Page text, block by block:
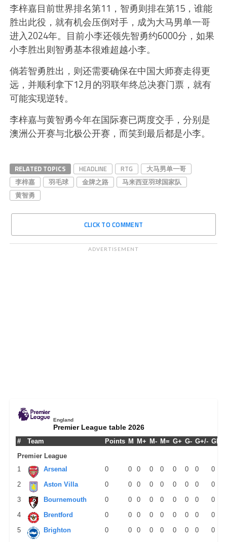
李梓嘉目前世界排名第11，智勇则排在第15，谁能
胜出此役，就有机会压倒对手，成为大马男单一哥
进入2024年。目前小李还领先智勇约6000分，如果
小李胜出则智勇基本很难超越小李。
倘若智勇胜出，则还需要确保在中国大师赛走得更
远，并顺利拿下12月的羽联年终总决赛门票，就有
可能实现逆转。
李梓嘉与黄智勇今年在国际赛已两度交手，分别是
澳洲公开赛与北极公开赛，而笑到最后都是小李。
RELATED TOPICS HEADLINE RTG
大马男单一哥
李梓嘉
羽毛球 金牌之路
马来西亚羽球国家队
黄智勇
CLICK TO COMMENT
ADVERTISEMENT
England
Premier League table 2026
# Team Points M M+ M- M= G+ G- G+/- GPM
Premier League
1
Arsenal 0 0 0 0 0 0 0 0
0
2
Aston Villa 0 0 0 0 0 0 0 0
0
3
Bournemouth 0 0 0 0 0 0 0 0
0
4
Brentford 0 0 0 0 0 0 0 0
0
5
Brighton 0 0 0 0 0 0 0 0
0